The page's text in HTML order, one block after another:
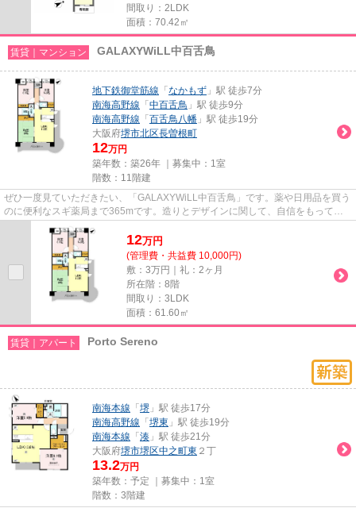
間取り：2LDK
面積：70.42㎡
賃貸｜マンション GALAXYWiLL中百舌鳥
地下鉄御堂筋線 「 なかもず 」駅 徒歩7分
南海高野線 「 中百舌鳥 」駅 徒歩9分
南海高野線 「 百舌鳥八幡 」駅 徒歩19分
大阪府堺市北区長曽根町
12万円
築年数：築26年 ｜募集中： 1室
階数：11階建
ぜひ一度見ていただきたい、「GALAXYWiLL中百舌鳥」です。薬や日用品を買う
のに便利なスギ薬局まで365mです。造りとデザインに関して、自信をもって情
報を提供できるマンションです。...
12万円
(管理費・共益費 10,000円)
敷：3万円｜礼：2ヶ月
所在階：8階
間取り：3LDK
面積：61.60㎡
賃貸｜アパート Porto Sereno
南海本線 「 堺 」駅 徒歩17分
南海高野線 「 堺東 」駅 徒歩19分
南海本線 「 湊 」駅 徒歩21分
大阪府堺市堺区中之町東 ２丁
13.2万円
築年数：予定 ｜募集中： 1室
階数：3階建